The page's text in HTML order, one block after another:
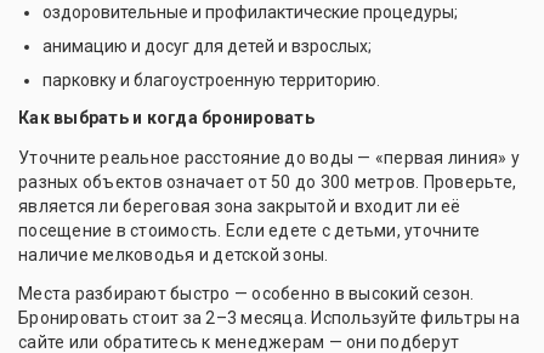
оздоровительные и профилактические процедуры;
анимацию и досуг для детей и взрослых;
парковку и благоустроенную территорию.
Как выбрать и когда бронировать
Уточните реальное расстояние до воды — «первая линия» у
разных объектов означает от 50 до 300 метров. Проверьте,
является ли береговая зона закрытой и входит ли её
посещение в стоимость. Если едете с детьми, уточните
наличие мелководья и детской зоны.
Места разбирают быстро — особенно в высокий сезон.
Бронировать стоит за 2–3 месяца. Используйте фильтры на
сайте или обратитесь к менеджерам — они подберут